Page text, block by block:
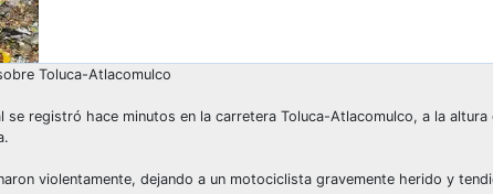
Toluca-Atlacomulco
registró hace minutos en la carretera Toluca-Atlacomulco, a la altura
violentamente, dejando a un motociclista gravemente herido y